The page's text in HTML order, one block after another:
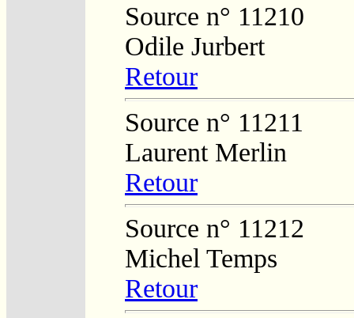
Source n° 11210
Odile Jurbert
Retour
Source n° 11211
Laurent Merlin
Retour
Source n° 11212
Michel Temps
Retour